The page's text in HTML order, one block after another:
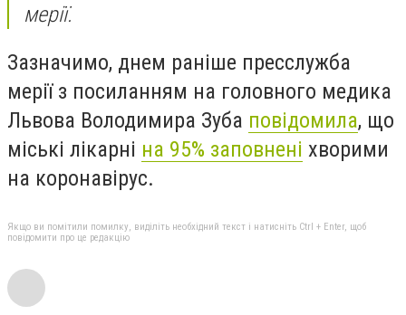
мерії.
Зазначимо, днем раніше пресслужба
мерії з посиланням на головного медика
Львова Володимира Зуба повідомила, що
міські лікарні на 95% заповнені хворими
на коронавірус.
Якщо ви помітили помилку, виділіть необхідний текст і натисніть Ctrl + Enter, щоб
повідомити про це редакцію